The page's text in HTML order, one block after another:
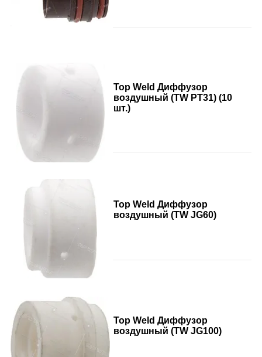
Top Weld Диффузор
воздушный (TW PT31) (10
шт.)
Top Weld Диффузор
воздушный (TW JG60)
Top Weld Диффузор
воздушный (TW JG100)